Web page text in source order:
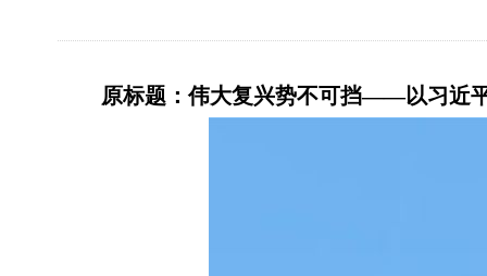
原标题：伟大复兴势不可挡——以习近